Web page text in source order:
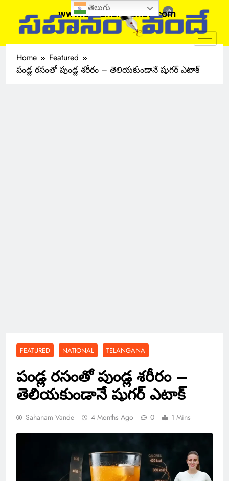
www.sahanamvande.com
Home
Featured
పండ్ల రసంతో పుండ్ల శరీరం – తెలియకుండానే షుగర్ ఎటాక్
FEATURED NATIONAL TELANGANA
పండ్ల రసంతో పుండ్ల శరీరం –
తెలియకుండానే షుగర్ ఎటాక్
Sahanam Vande 4 Months Ago 0 1 Mins
తెలుగు